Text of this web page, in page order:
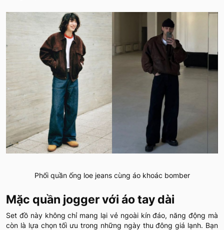
Phối quần ống loe jeans cùng áo khoác bomber
Mặc quần jogger với áo tay dài
Set đồ này không chỉ mang lại vẻ ngoài kín đáo, năng động mà
còn là lựa chọn tối ưu trong những ngày thu đông giá lạnh. Bạn